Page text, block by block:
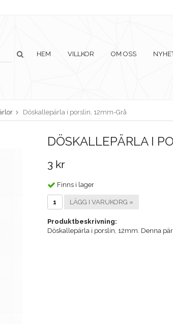
HEM VILLKOR OM OSS
Döskallepärla i porslin, 12mm-Grå
DÖSKALLEPÄRLA I
3 kr
Finns i lager
LÄGG I VARUKORG »
Produktbeskrivning:
Döskallepärla i porslin, 12mm. Denna